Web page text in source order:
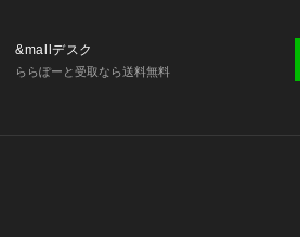
&mallデスク
ららぽーと受取なら送料無料